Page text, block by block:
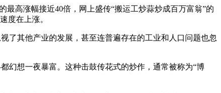
高涨幅接近40倍，网上盛传“搬运工炒蒜炒成百万富翁”的
度在上涨。
了其他产业的发展，甚至连普遍存在的工业和人口问题也忽
幻想一夜暴富。这种击鼓传花式的炒作，通常被称为“博